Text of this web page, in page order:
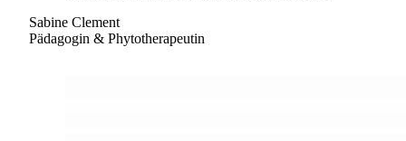
Sabine Clement
Pädagogin & Phytotherapeutin